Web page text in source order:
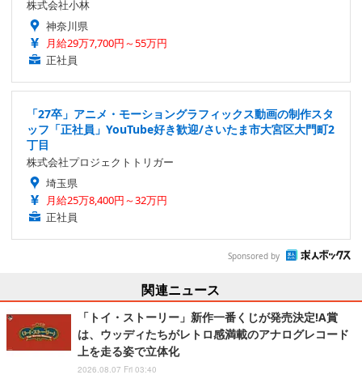
株式会社小林
神奈川県
月給29万7,700円～55万円
正社員
「27卒」アニメ・モーショングラフィックス動画の制作スタ
ッフ「正社員」YouTube好き歓迎/さいたま市大宮区大門町2
丁目
株式会社プロジェクトトリガー
埼玉県
月給25万8,400円～32万円
正社員
Sponsored by
関連ニュース
「トイ・ストーリー」新作一番くじが発売決定!A賞
は、ウッディたちがレトロ感満載のアナログレコード
上を走る姿で立体化
2026.08.07 Fri 03:40